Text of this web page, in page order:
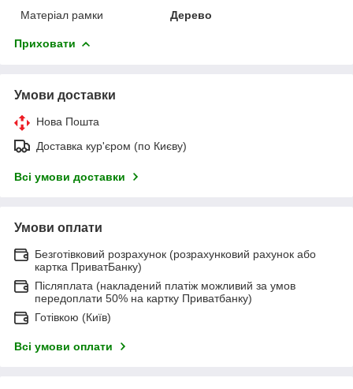
Матеріал рамки
Дерево
Приховати
Умови доставки
Нова Пошта
Доставка кур'єром (по Києву)
Всі умови доставки
Умови оплати
Безготівковий розрахунок (розрахунковий рахунок або
картка ПриватБанку)
Післяплата (накладений платіж можливий за умов
передоплати 50% на картку Приватбанку)
Готівкою (Київ)
Всі умови оплати